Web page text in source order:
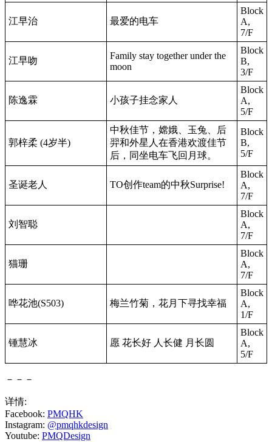
江早治 最爱的电车
Block
A,
7/F
江早吻
Family stay together under the
moon
Block
B,
3/F
陈逸霖 小孩子挂念家人
Block
A,
5/F
郭梓柔 (4岁半)
中秋佳节，嫦娥、玉兔、后
羿和外星人在香港欢渡佳节
后，同坐电车飞回月球。
Block
B,
5/F
圣诞老人 TO创作team的中秋Surprise!
Block
A,
7/F
刘智聪
Block
A,
7/F
猫珊
Block
A,
7/F
哗花池(S503) 梅兰竹菊，花月下寻找幸福
Block
A,
1/F
锺慧冰 愿 花长好 人长健 月长圆
Block
A,
5/F
－－－
详情:
Facebook: PMQHK
Instagram: @pmqhkdesign
Youtube: PMQDesign